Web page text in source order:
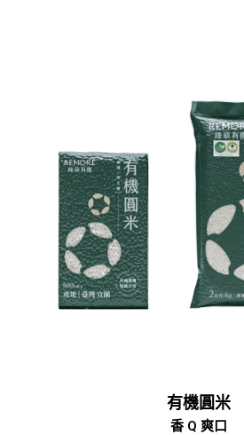
有機圓米
香 Q 爽口